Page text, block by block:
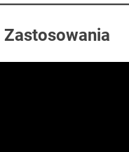
Zastosowania